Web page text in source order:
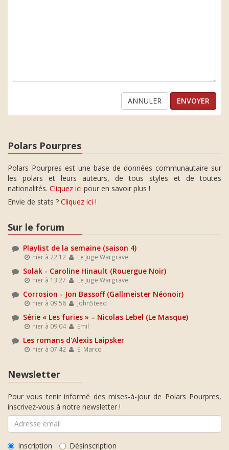
ANNULER
Polars Pourpres
Polars Pourpres est une base de données communautaire sur
les polars et leurs auteurs, de tous styles et de toutes
nationalités. Cliquez ici pour en savoir plus !
Envie de stats ? Cliquez ici !
Sur le forum
Playlist de la semaine (saison 4)
hier à 22:12 Le Juge Wargrave
Solak - Caroline Hinault (Rouergue Noir)
hier à 13:27 Le Juge Wargrave
Corrosion - Jon Bassoff (Gallmeister Néonoir)
hier à 09:56 JohnSteed
Série « Les furies » – Nicolas Lebel (Le Masque)
hier à 09:04 Emil
Les romans d'Alexis Laipsker
hier à 07:42 El Marco
Newsletter
Pour vous tenir informé des mises-à-jour de Polars Pourpres,
inscrivez-vous à notre newsletter !
Inscription Désinscription